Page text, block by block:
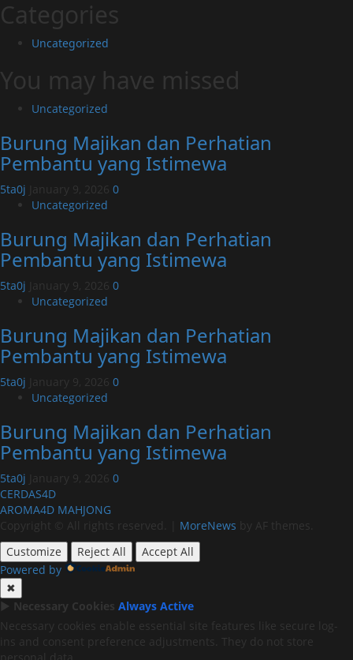
Categories
Uncategorized
You may have missed
Uncategorized
Burung Majikan dan Perhatian
Pembantu yang Istimewa
5ta0j January 9, 2026 0
Uncategorized
Burung Majikan dan Perhatian
Pembantu yang Istimewa
5ta0j January 9, 2026 0
Uncategorized
Burung Majikan dan Perhatian
Pembantu yang Istimewa
5ta0j January 9, 2026 0
Uncategorized
Burung Majikan dan Perhatian
Pembantu yang Istimewa
5ta0j January 9, 2026 0
CERDAS4D
AROMA4D MAHJONG
Copyright © All rights reserved.
MoreNews by AF themes.
Customize
Reject All
Accept All
Powered by
✖
► Necessary Cookies Always Active
Necessary cookies enable essential site features like secure log-
ins and consent preference adjustments. They do not store
personal data.